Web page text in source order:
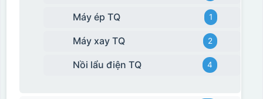
Máy ép TQ 1
Máy xay TQ 2
Nồi lẩu điện TQ 4